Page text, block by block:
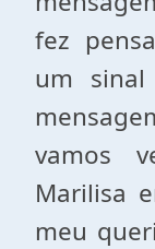
fez
um
vamos
Marilisa
meu